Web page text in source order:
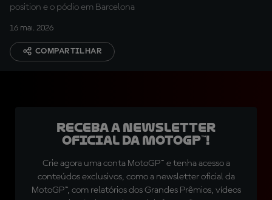
position e o pódio em Barcelona
16 mai. 2026
COMPARTILHAR
Receba a newsletter
oficial da MotoGP™!
Crie agora uma conta MotoGP™ e tenha acesso a
conteúdos exclusivos, como a newsletter oficial da
MotoGP™, com relatórios dos Grandes Prêmios, vídeos